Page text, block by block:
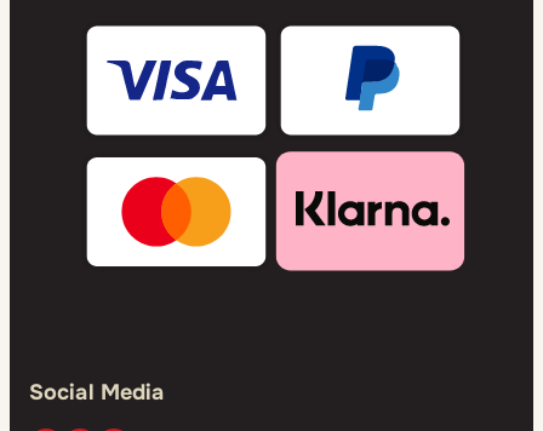
Social Media